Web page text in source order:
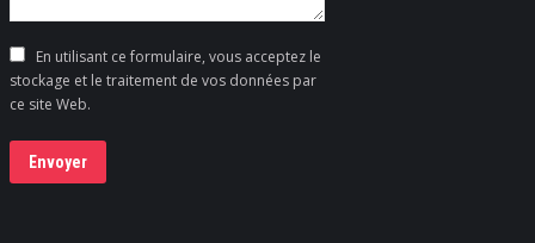
En utilisant ce formulaire, vous acceptez le
stockage et le traitement de vos données par
ce site Web.
Envoyer